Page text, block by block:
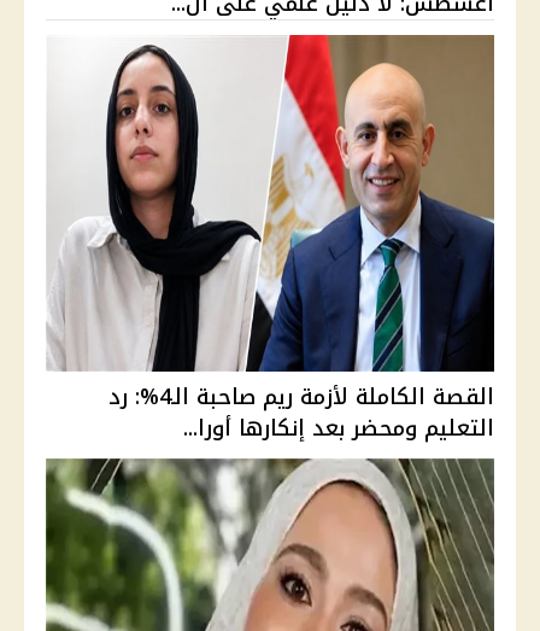
القصة الكاملة لأزمة ريم صاحبة الـ4%: رد
التعليم ومحضر بعد إنكارها أورا...